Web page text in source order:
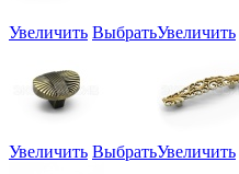
Увеличить ВыбратьУвеличить
Увеличить ВыбратьУвеличить